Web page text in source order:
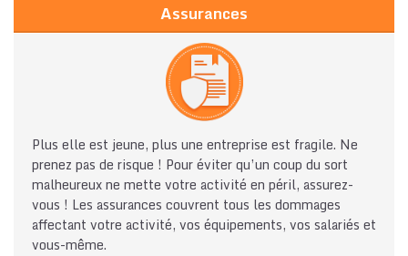
Assurances
Plus elle est jeune, plus une entreprise est fragile. Ne
prenez pas de risque ! Pour éviter qu’un coup du sort
malheureux ne mette votre activité en péril, assurez-
vous ! Les assurances couvrent tous les dommages
affectant votre activité, vos équipements, vos salariés et
vous-même.